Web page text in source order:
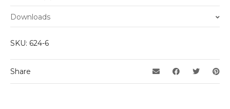
There are no reviews yet.
product may leave a review.
Downloads
SKU: 624-6
Share